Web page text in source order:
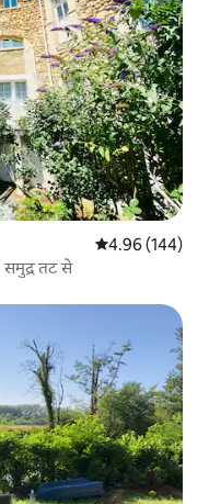
औसत रेटिंग 5 में से
4.96 (144)
तट से